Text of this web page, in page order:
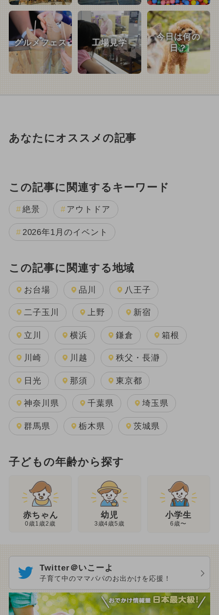
グルメフェス 工場見学
今日は何の
日？
あなたにオススメの記事
この記事に関連するキーワード
絶景 アウトドア
2026年1月のイベント
この記事に関連する地域
お台場 品川 八王子
二子玉川 上野 新宿
立川 横浜 鎌倉 箱根
川崎 川越 秩父・長瀞
日光 那須 東京都
神奈川県 千葉県 埼玉県
群馬県 栃木県 茨城県
子どもの年齢から探す
赤ちゃん
0歳1歳2歳
幼児
3歳4歳5歳
小学生
6歳〜
Twitter＠いこーよ
子育て中のママパパのお出かけを応援！